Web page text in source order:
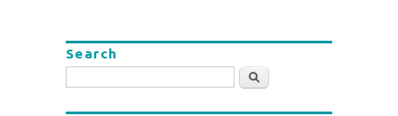
Search
Search